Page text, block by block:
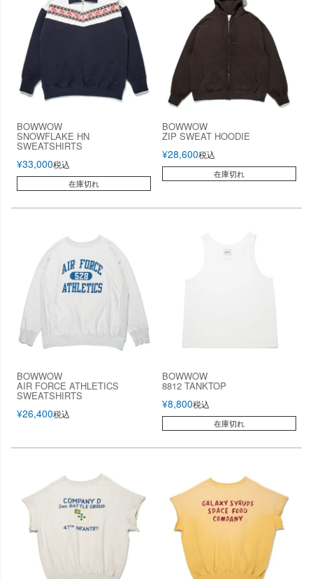
BOWWOW
SNOWFLAKE HN
SWEATSHIRTS
¥33,000税込
在庫切れ
BOWWOW
ZIP SWEAT HOODIE
¥28,600税込
在庫切れ
BOWWOW
AIR FORCE ATHLETICS
SWEATSHIRTS
¥26,400税込
BOWWOW
8812 TANKTOP
¥8,800税込
在庫切れ